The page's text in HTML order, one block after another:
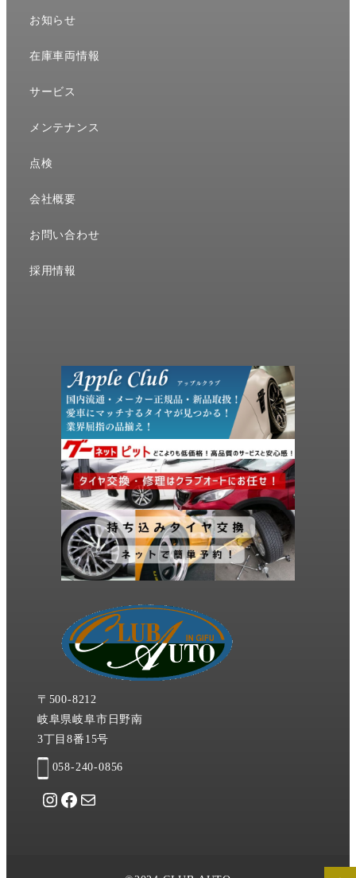
お知らせ
在庫車両情報
サービス
メンテナンス
点検
会社概要
お問い合わせ
採用情報
〒500-8212
岐阜県岐阜市日野南
3丁目8番15号
058-240-0856
Instagram Facebook メール